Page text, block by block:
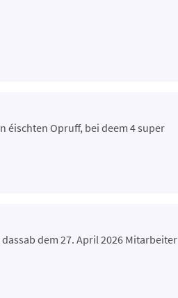
éischten Opruff, bei deem 4 super
dem 27. April 2026 Mitarbeiter